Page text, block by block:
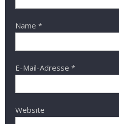
Name *
E-Mail-Adresse *
Website